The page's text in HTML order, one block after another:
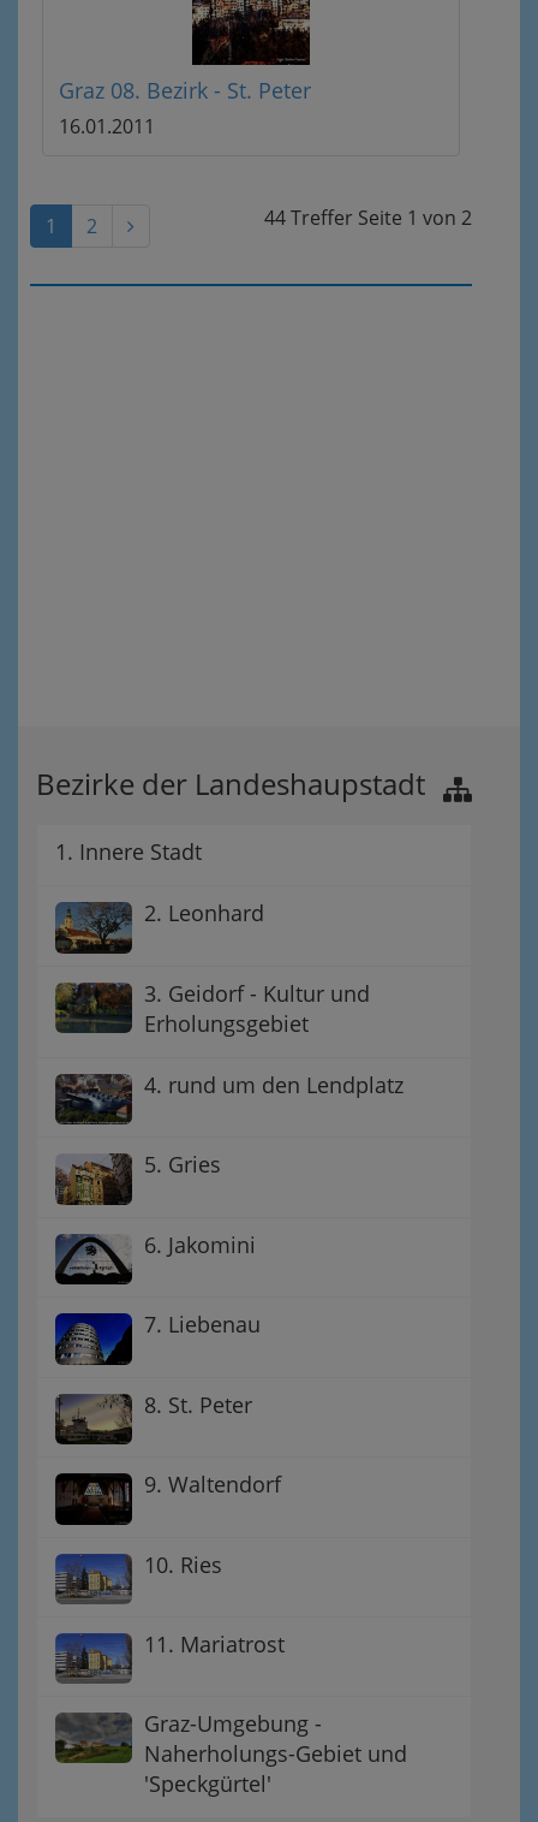
Graz 08. Bezirk - St. Peter
16.01.2011
44 Treffer Seite 1 von 2
1 2
Bezirke der Landeshaupstadt
1. Innere Stadt
2. Leonhard
3. Geidorf - Kultur und
Erholungsgebiet
4. rund um den Lendplatz
5. Gries
6. Jakomini
7. Liebenau
8. St. Peter
9. Waltendorf
10. Ries
11. Mariatrost
Graz-Umgebung -
Naherholungs-Gebiet und
'Speckgürtel'